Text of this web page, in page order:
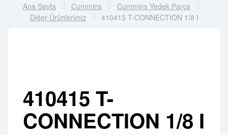
Ana Sayfa Cummins
Cummins Yedek Parça
Diğer Ürünlerimiz
410415 T-CONNECTION 1/8 I
410415 T-
CONNECTION 1/8 I